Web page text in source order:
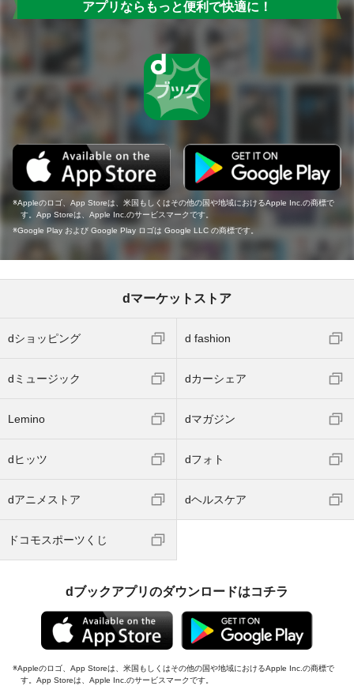
アプリならもっと便利で快適に！
Appleのロゴ、App Storeは、米国もしくはその他の国や地域におけるApple Inc.の商標で
す。App Storeは、Apple Inc.のサービスマークです。
Google Play および Google Play ロゴは Google LLC の商標です。
dマーケットストア
dショッピング d fashion
dミュージック dカーシェア
Lemino dマガジン
dヒッツ dフォト
dアニメストア dヘルスケア
ドコモスポーツくじ
dブックアプリのダウンロードはコチラ
Appleのロゴ、App Storeは、米国もしくはその他の国や地域におけるApple Inc.の商標で
す。App Storeは、Apple Inc.のサービスマークです。